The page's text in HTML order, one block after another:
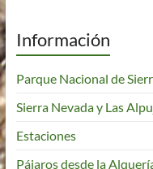
Información
Parque Nacional de
Sierra Nevada y Las
Estaciones
Pájaros desde la